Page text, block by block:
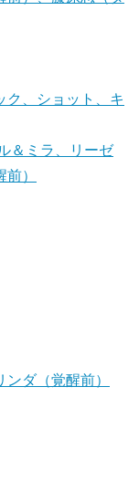
、ショット、キ
＆ミラ、リーゼ
）
ダ（覚醒前）